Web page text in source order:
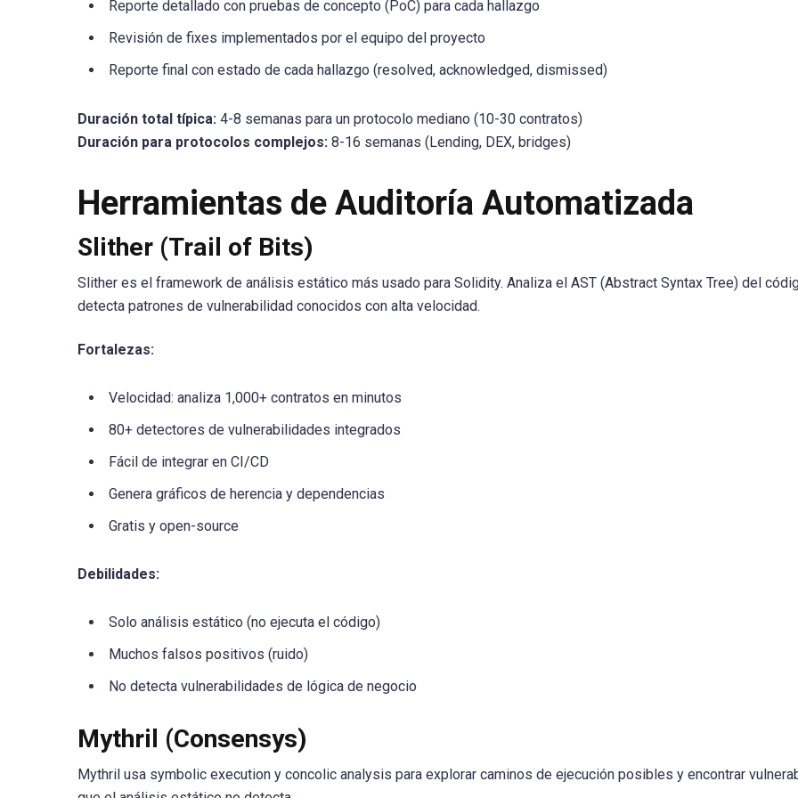
Reporte detallado con pruebas de concepto (PoC) para cada hallazgo
Revisión de fixes implementados por el equipo del proyecto
Reporte final con estado de cada hallazgo (resolved, acknowledged, dismissed)
Duración total típica: 4-8 semanas para un protocolo mediano (10-30 contratos)
Duración para protocolos complejos: 8-16 semanas (Lending, DEX, bridges)
Herramientas de Auditoría Automatizada
Slither (Trail of Bits)
Slither es el framework de análisis estático más usado para Solidity. Analiza el AST (Abstract Syntax Tree) del
detecta patrones de vulnerabilidad conocidos con alta velocidad.
Fortalezas:
Velocidad: analiza 1,000+ contratos en minutos
80+ detectores de vulnerabilidades integrados
Fácil de integrar en CI/CD
Genera gráficos de herencia y dependencias
Gratis y open-source
Debilidades:
Solo análisis estático (no ejecuta el código)
Muchos falsos positivos (ruido)
No detecta vulnerabilidades de lógica de negocio
Mythril (Consensys)
Mythril usa symbolic execution y concolic analysis para explorar caminos de ejecución posibles y encontrar